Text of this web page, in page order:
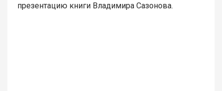
презентацию книги Владимира Сазонова.